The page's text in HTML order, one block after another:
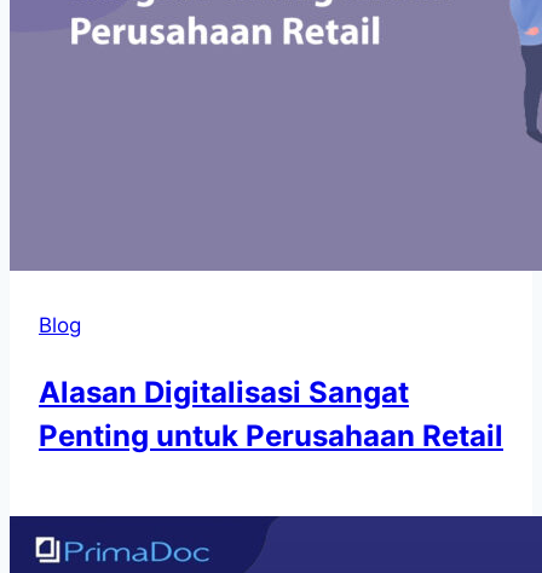
Blog
Alasan Digitalisasi Sangat
Penting untuk Perusahaan Retail